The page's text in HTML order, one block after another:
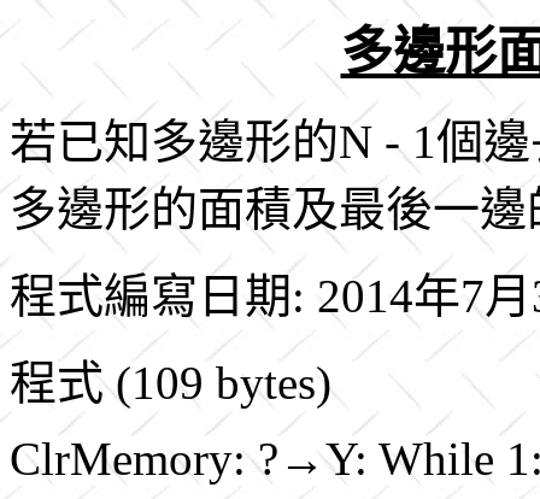
多邊形
若已知多邊形的N - 1個
多邊形的面積及最後一
程式編寫日期: 2014年7
程式 (109 bytes)
ClrMemory: ?→Y: